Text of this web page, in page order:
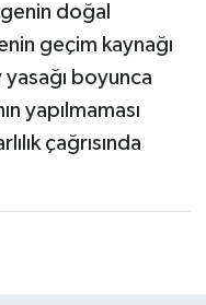
doğal
geçim kaynağı
boyunca
yapılmaması
çağrısında